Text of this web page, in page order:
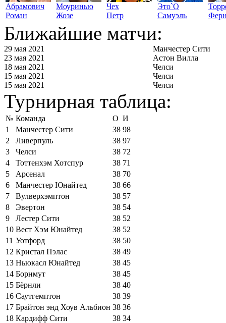
Абрамович
Роман
Моуринью
Жозе
Чех
Петр
Это`О
Самуэль
Ближайшие матчи:
29 мая 2021
Манчестер Сити
23 мая 2021
Астон Вилла
18 мая 2021
Челси
15 мая 2021
Челси
15 мая 2021
Челси
Турнирная таблица:
№ Команда О И
1
Манчестер Сити 38 98
2
Ливерпуль 38 97
3
Челси 38 72
4
Тоттенхэм Хотспур 38 71
5
Арсенал 38 70
6
Манчестер Юнайтед 38 66
7
Вулверхэмптон 38 57
8
Эвертон 38 54
9
Лестер Сити 38 52
10 Вест Хэм Юнайтед 38 52
11 Уотфорд 38 50
12 Кристал Пэлас 38 49
13 Ньюкасл Юнайтед 38 45
14 Борнмут 38 45
15 Бёрнли 38 40
16 Саутгемптон 38 39
17 Брайтон энд Хоув Альбион 38 36
18 Кардифф Сити 38 34